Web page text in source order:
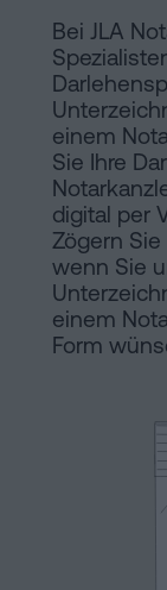
Blog
Rechtlicher
in
Online-
Notariat
Handels-
und
Eine
Schritten
abwickeln
Bei JLA
einem
Sie Ihre
digital per
Zögern
wenn Sie
einem
Form